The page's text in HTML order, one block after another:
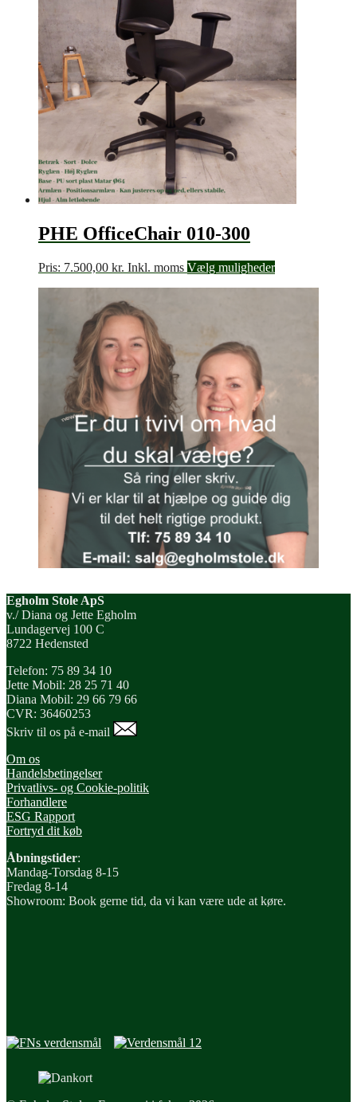
PHE OfficeChair 010-300
Pris: 7.500,00 kr. Inkl. moms Vælg muligheder
Egholm Stole ApS
v./ Diana og Jette Egholm
Lundagervej 100 C
8722 Hedensted
Telefon: 75 89 34 10
Jette Mobil: 28 25 71 40
Diana Mobil: 29 66 79 66
CVR: 36460253
Skriv til os på e-mail
Om os
Handelsbetingelser
Privatlivs- og Cookie-politik
Forhandlere
ESG Rapport
Fortryd dit køb
Åbningstider:
Mandag-Torsdag 8-15
Fredag 8-14
Showroom: Book gerne tid, da vi kan være ude at køre.